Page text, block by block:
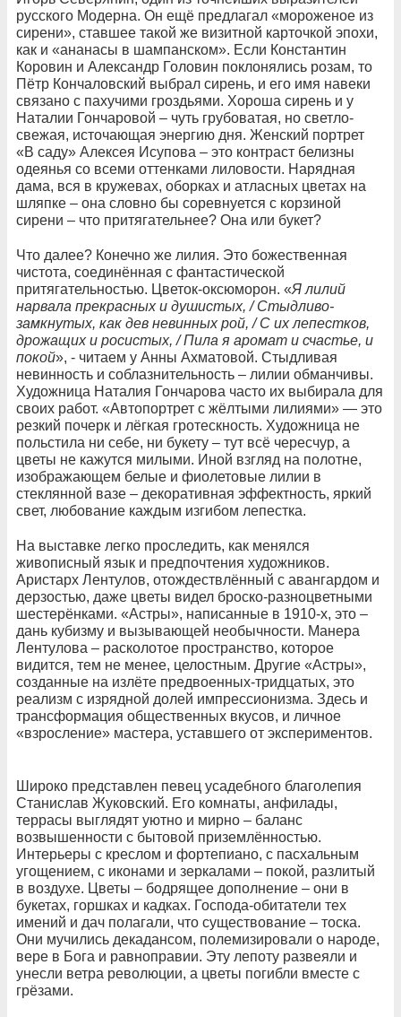
русского Модерна. Он ещё предлагал «мороженое из
сирени», ставшее такой же визитной карточкой эпохи,
как и «ананасы в шампанском». Если Константин
Коровин и Александр Головин поклонялись розам, то
Пётр Кончаловский выбрал сирень, и его имя навеки
связано с пахучими гроздьями. Хороша сирень и у
Наталии Гончаровой – чуть грубоватая, но светло-
свежая, источающая энергию дня. Женский портрет
«В саду» Алексея Исупова – это контраст белизны
одеянья со всеми оттенками лиловости. Нарядная
дама, вся в кружевах, оборках и атласных цветах на
шляпке – она словно бы соревнуется с корзиной
сирени – что притягательнее? Она или букет?
Что далее? Конечно же лилия. Это божественная
чистота, соединённая с фантастической
притягательностью. Цветок-оксюморон. «Я лилий
нарвала прекрасных и душистых, / Стыдливо-
замкнутых, как дев невинных рой, / С их лепестков,
дрожащих и росистых, / Пила я аромат и счастье, и
покой», - читаем у Анны Ахматовой. Стыдливая
невинность и соблазнительность – лилии обманчивы.
Художница Наталия Гончарова часто их выбирала для
своих работ. «Автопортрет с жёлтыми лилиями» — это
резкий почерк и лёгкая гротескность. Художница не
польстила ни себе, ни букету – тут всё чересчур, а
цветы не кажутся милыми. Иной взгляд на полотне,
изображающем белые и фиолетовые лилии в
стеклянной вазе – декоративная эффектность, яркий
свет, любование каждым изгибом лепестка.
На выставке легко проследить, как менялся
живописный язык и предпочтения художников.
Аристарх Лентулов, отождествлённый с авангардом и
дерзостью, даже цветы видел броско-разноцветными
шестерёнками. «Астры», написанные в 1910-х, это –
дань кубизму и вызывающей необычности. Манера
Лентулова – расколотое пространство, которое
видится, тем не менее, целостным. Другие «Астры»,
созданные на излёте предвоенных-тридцатых, это
реализм с изрядной долей импрессионизма. Здесь и
трансформация общественных вкусов, и личное
«взросление» мастера, уставшего от экспериментов.
Широко представлен певец усадебного благолепия
Станислав Жуковский. Его комнаты, анфилады,
террасы выглядят уютно и мирно – баланс
возвышенности с бытовой приземлённостью.
Интерьеры с креслом и фортепиано, с пасхальным
угощением, с иконами и зеркалами – покой, разлитый
в воздухе. Цветы – бодрящее дополнение – они в
букетах, горшках и кадках. Господа-обитатели тех
имений и дач полагали, что существование – тоска.
Они мучились декадансом, полемизировали о народе,
вере в Бога и равноправии. Эту лепоту развеяли и
унесли ветра революции, а цветы погибли вместе с
грёзами.